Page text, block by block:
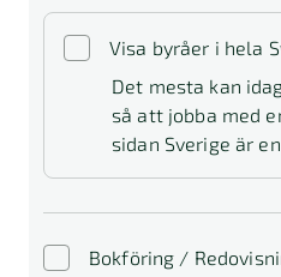
Visa byråer i hela
Det mesta kan
så att jobba med
sidan Sverige är
Bokföring /